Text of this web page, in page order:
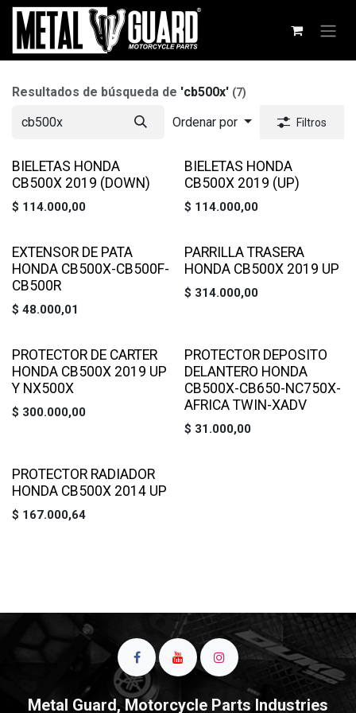
Ir al contenido
Resultados de búsqueda de 'cb500x' (7)
Ordenar por Filtros
BIELETAS HONDA
CB500X 2019 (DOWN)
$ 114.000,00
BIELETAS HONDA
CB500X 2019 (UP)
$ 114.000,00
EXTENSOR DE PATA
HONDA CB500X-CB500F-
CB500R
$ 48.000,01
PARRILLA TRASERA
HONDA CB500X 2019 UP
$ 314.000,00
PROTECTOR DE CARTER
HONDA CB500X 2019 UP
Y NX500X
$ 300.000,00
PROTECTOR DEPOSITO
DELANTERO HONDA
CB500X-CB650-NC750X-
AFRICA TWIN-XADV
$ 31.000,00
PROTECTOR RADIADOR
HONDA CB500X 2014 UP
$ 167.000,64
Metal Guard, Motorcycle Parts Industries